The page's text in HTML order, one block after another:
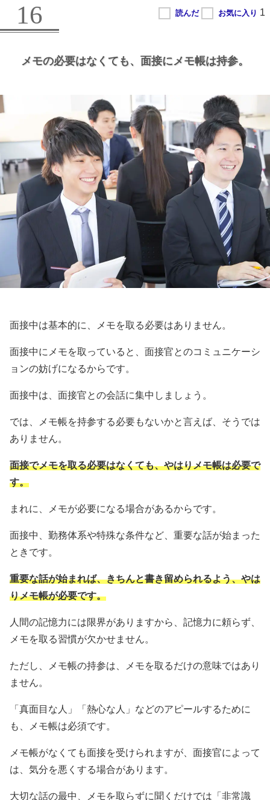
16
メモの必要はなくても、 面接にメモ帳は持参。
面接中は基本的に、メモを取る必要はありません。
面接中にメモを取っていると、面接官とのコミュニケーシ
ョンの妨げになるからです。
面接中は、面接官との会話に集中しましょう。
では、メモ帳を持参する必要もないかと言えば、そうでは
ありません。
面接でメモを取る必要はなくても、やはりメモ帳は必要で
す。
まれに、メモが必要になる場合があるからです。
面接中、勤務体系や特殊な条件など、重要な話が始まった
ときです。
重要な話が始まれば、きちんと書き留められるよう、やは
りメモ帳が必要です。
人間の記憶力には限界がありますから、記憶力に頼らず、
メモを取る習慣が欠かせません。
ただし、メモ帳の持参は、メモを取るだけの意味ではあり
ません。
「真面目な人」「熱心な人」などのアピールするために
も、メモ帳は必須です。
メモ帳がなくても面接を受けられますが、面接官によって
は、気分を悪くする場合があります。
大切な話の最中、メモを取らずに聞くだけでは「非常識